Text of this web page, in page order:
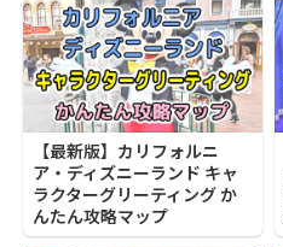
【最新版】カリフォルニ
ア・ディズニーランド キャ
ラクターグリーティング か
んたん攻略マップ